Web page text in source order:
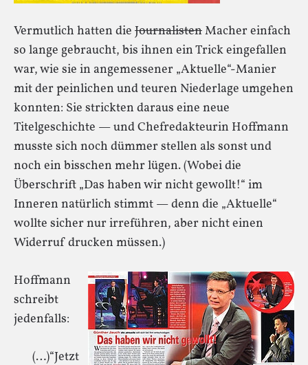
Vermutlich hatten die JournalistenMacher einfach
so lange gebraucht, bis ihnen ein Trick eingefallen
war, wie sie in angemessener „Aktuelle“-Manier
mit der peinlichen und teuren Niederlage umgehen
konnten: Sie strickten daraus eine neue
Titelgeschichte — und Chefredakteurin Hoffmann
musste sich noch dümmer stellen als sonst und
noch ein bisschen mehr lügen. (Wobei die
Überschrift „Das haben wir nicht gewollt!“ im
Inneren natürlich stimmt — denn die „Aktuelle“
wollte sicher nur irreführen, aber nicht einen
Widerruf drucken müssen.)
Hoffmann
schreibt
jedenfalls:
(…)“Jetzt